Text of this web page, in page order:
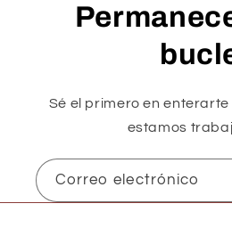
Sé el primero en
estamos
Correo electrónico